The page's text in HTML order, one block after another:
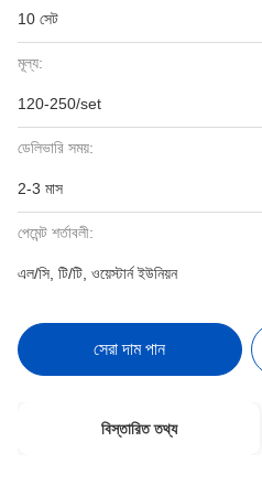
10 সেট
মূল্য:
120-250/set
ডেলিভারি সময়:
2-3 মাস
পেমেন্ট শর্তাবলী:
এল/সি, টি/টি, ওয়েস্টার্ন ইউনিয়ন
সেরা দাম পান
বিস্তারিত তথ্য